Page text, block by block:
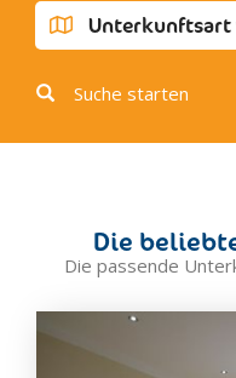
Airole
Bordighera
Olivetta San Michele
Perinaldo
Soldano
Vallebona
Vallecrosia
Ventimiglia
Unterkunftsart
Suche starten
Die
Die passende